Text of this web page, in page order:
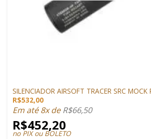
SILENCIADOR AIRSOFT TRACER SRC
R$532,00
Em até 8x deR$66,50
R$452,20
no PIX ou BOLETO